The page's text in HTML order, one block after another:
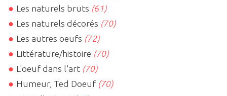
Les naturels bruts (61)
Les naturels décorés (70)
Les autres oeufs (72)
Littérature/histoire (70)
L'oeuf dans l'art (70)
Humeur, Ted Doeuf (70)